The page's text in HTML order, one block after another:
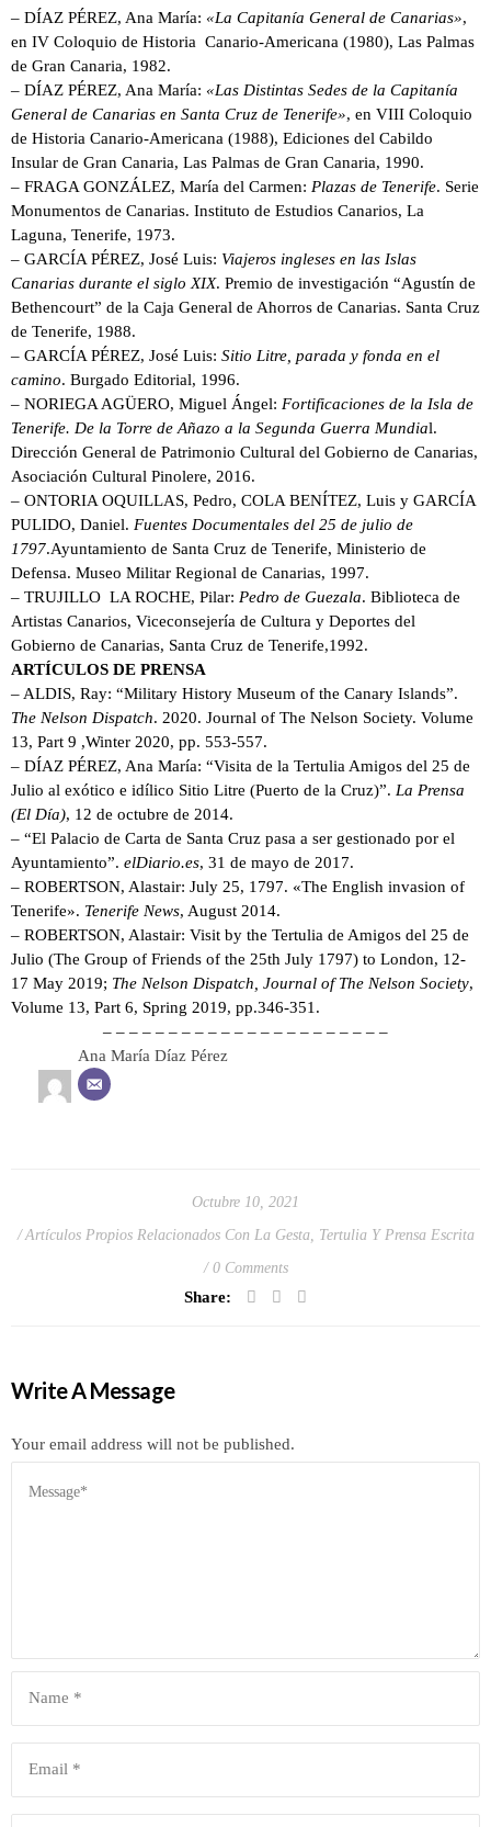
– DÍAZ PÉREZ, Ana María: «La Capitanía General de Canarias»,
en IV Coloquio de Historia Canario-Americana (1980), Las Palmas
de Gran Canaria, 1982.
– DÍAZ PÉREZ, Ana María: «Las Distintas Sedes de la Capitanía
General de Canarias en Santa Cruz de Tenerife», en VIII Coloquio
de Historia Canario-Americana (1988), Ediciones del Cabildo
Insular de Gran Canaria, Las Palmas de Gran Canaria, 1990.
– FRAGA GONZÁLEZ, María del Carmen: Plazas de Tenerife. Serie
Monumentos de Canarias. Instituto de Estudios Canarios, La
Laguna, Tenerife, 1973.
– GARCÍA PÉREZ, José Luis: Viajeros ingleses en las Islas
Canarias durante el siglo XIX. Premio de investigación “Agustín de
Bethencourt” de la Caja General de Ahorros de Canarias. Santa Cruz
de Tenerife, 1988.
– GARCÍA PÉREZ, José Luis: Sitio Litre, parada y fonda en el
camino. Burgado Editorial, 1996.
– NORIEGA AGÜERO, Miguel Ángel: Fortificaciones de la Isla de
Tenerife. De la Torre de Añazo a la Segunda Guerra Mundial.
Dirección General de Patrimonio Cultural del Gobierno de Canarias,
Asociación Cultural Pinolere, 2016.
– ONTORIA OQUILLAS, Pedro, COLA BENÍTEZ, Luis y GARCÍA
PULIDO, Daniel. Fuentes Documentales del 25 de julio de
1797.Ayuntamiento de Santa Cruz de Tenerife, Ministerio de
Defensa. Museo Militar Regional de Canarias, 1997.
– TRUJILLO LA ROCHE, Pilar: Pedro de Guezala. Biblioteca de
Artistas Canarios, Viceconsejería de Cultura y Deportes del
Gobierno de Canarias, Santa Cruz de Tenerife,1992.
ARTÍCULOS DE PRENSA
– ALDIS, Ray: “Military History Museum of the Canary Islands”.
The Nelson Dispatch. 2020. Journal of The Nelson Society. Volume
13, Part 9 ,Winter 2020, pp. 553-557.
– DÍAZ PÉREZ, Ana María: “Visita de la Tertulia Amigos del 25 de
Julio al exótico e idílico Sitio Litre (Puerto de la Cruz)”. La Prensa
(El Día), 12 de octubre de 2014.
– “El Palacio de Carta de Santa Cruz pasa a ser gestionado por el
Ayuntamiento”. elDiario.es, 31 de mayo de 2017.
– ROBERTSON, Alastair: July 25, 1797. «The English invasion of
Tenerife». Tenerife News, August 2014.
– ROBERTSON, Alastair: Visit by the Tertulia de Amigos del 25 de
Julio (The Group of Friends of the 25th July 1797) to London, 12-
17 May 2019; The Nelson Dispatch, Journal of The Nelson Society,
Volume 13, Part 6, Spring 2019, pp.346-351.
– – – – – – – – – – – – – – – – – – – – – –
Ana María Díaz Pérez
Octubre 10, 2021
Artículos Propios Relacionados Con La Gesta, Tertulia Y Prensa Escrita
0 Comments
Share:
Write A Message
Your email address will not be published.